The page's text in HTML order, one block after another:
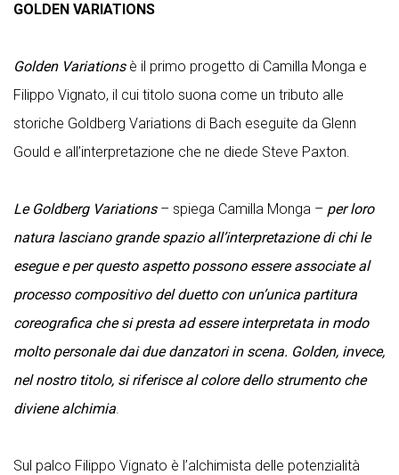
GOLDEN VARIATIONS
Golden Variationsè il primo progetto di Camilla Monga e
Filippo Vignato, il cui titolo suona come un tributo alle
storiche Goldberg Variations di Bach eseguite da Glenn
Gould e all’interpretazione che ne diede Steve Paxton.
Le Goldberg Variations– spiega Camilla Monga – per loro
natura lasciano grande spazio all’interpretazione di chi le
esegue e per questo aspetto possono essere associate al
processo compositivo del duetto con un’unica partitura
coreografica che si presta ad essere interpretata in modo
molto personale dai due danzatori in scena. Golden, invece,
nel nostro titolo, si riferisce al colore dello strumento che
diviene alchimia.
Sul palco Filippo Vignato è l’alchimista delle potenzialità